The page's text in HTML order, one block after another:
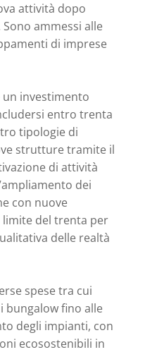
attività dopo
ammessi alle
di imprese
investimento
entro trenta
tipologie di
strutture tramite il
di attività
dei
con nuove
del trenta per
delle realtà
spese tra cui
bungalow fino alle
degli impianti, con
ecosostenibili in